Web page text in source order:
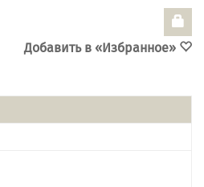
Добавить в «Избранное»